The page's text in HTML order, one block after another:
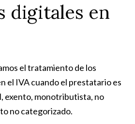
digitales en
el tratamiento de los
el IVA cuando el prestatario es
exento, monotributista, no
no categorizado.